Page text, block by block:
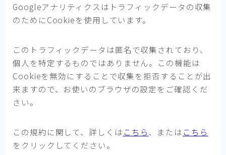
Googleアナリティクスはトラフィックデータの収集
のためにCookieを使用しています。
このトラフィックデータは匿名で収集されており、
個人を特定するものではありません。この機能は
Cookieを無効にすることで収集を拒否することが出
来ますので、お使いのブラウザの設定をご確認くだ
さい。
この規約に関して、詳しくは こちら、または こちら
をクリックしてください。